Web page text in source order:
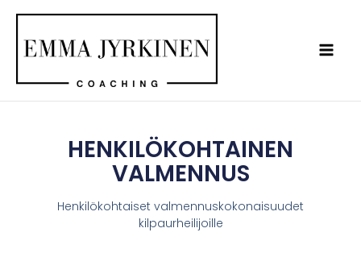
Siirry
sisältöön
HENKILÖKOHTAINEN
VALMENNUS
Henkilökohtaiset valmennuskokonaisuudet
kilpaurheilijoille